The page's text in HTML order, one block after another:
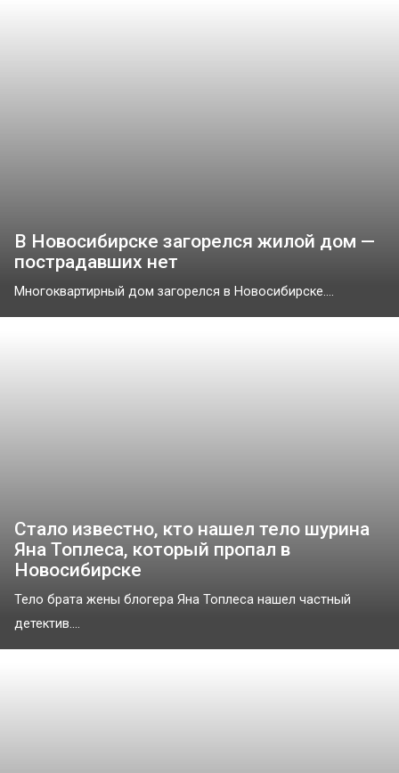
В Новосибирске загорелся жилой дом —
пострадавших нет
Многоквартирный дом загорелся в Новосибирске....
Стало известно, кто нашел тело шурина
Яна Топлеса, который пропал в
Новосибирске
Тело брата жены блогера Яна Топлеса нашел частный
детектив....